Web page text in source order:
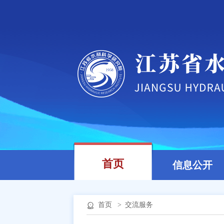
首页 信息公开
首页 > 交流服务